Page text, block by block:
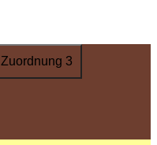
Zuordnung 3